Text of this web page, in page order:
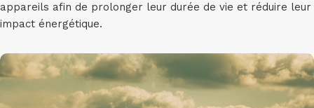
appareils afin de prolonger leur durée de vie et réduire leur
impact énergétique.